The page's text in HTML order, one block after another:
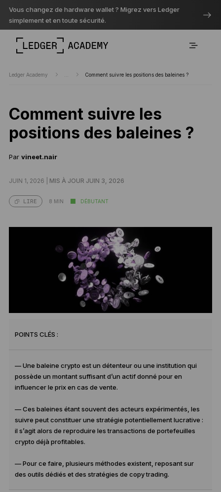
Vous changez de hardware wallet ? Migrez vers Ledger
simplement et en toute sécurité.
Ledger Academy Comment suivre les positions des baleines ?
Comment suivre les
positions des baleines ?
Par vineet.nair
JUIN 1, 2026 | MIS À JOUR JUIN 3, 2026
LIRE 8 MIN DÉBUTANT
POINTS CLÉS :
— Une baleine crypto est un détenteur ou une institution qui
possède un montant suffisant d’un actif donné pour en
influencer le prix en cas de vente.
— Ces baleines étant souvent des acteurs expérimentés, les
suivre peut constituer une stratégie potentiellement lucrative :
il s’agit alors de reproduire les transactions de portefeuilles
crypto déjà profitables.
— Pour ce faire, plusieurs méthodes existent, reposant sur
des outils dédiés et des stratégies de copy trading.